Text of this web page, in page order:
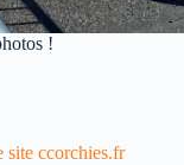
!
site ccorchies.fr